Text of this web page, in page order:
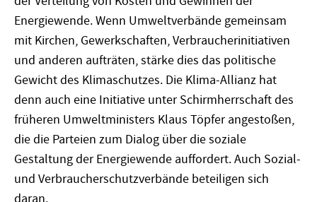
Energiewende. Wenn Umweltverbände gemeinsam
mit Kirchen, Gewerkschaften, Verbraucherinitiativen
und anderen aufträten, stärke dies das politische
Gewicht des Klimaschutzes. Die Klima-Allianz hat
denn auch eine Initiative unter Schirmherrschaft des
früheren Umweltministers Klaus Töpfer angestoßen,
die die Parteien zum Dialog über die soziale
Gestaltung der Energiewende auffordert. Auch Sozial-
und Verbraucherschutzverbände beteiligen sich